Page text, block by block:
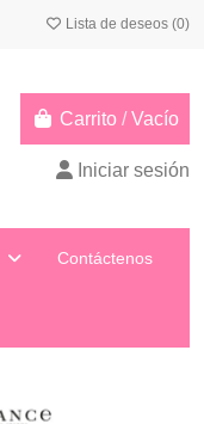
Lista de deseos (0)
Carrito /Vacío
Iniciar sesión
Contáctenos